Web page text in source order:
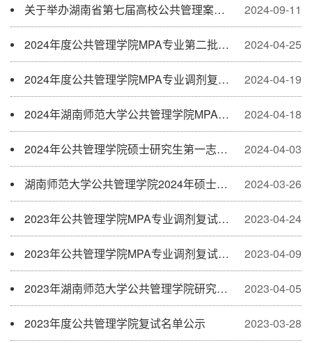
2024-09-11
关于举办湖南省第七届高校公共管理案例大赛的通知
2024-04-25
2024年度公共管理学院MPA专业第二批调剂复试名单公示
2024-04-19
2024年度公共管理学院MPA专业调剂复试名单公示
2024-04-18
2024年湖南师范大学公共管理学院MPA专业调剂工作方案
2024-04-03
2024年公共管理学院硕士研究生第一志愿复试结果公示
2024-03-26
湖南师范大学公共管理学院2024年硕士研究生招生复试方案
2023-04-24
2023年公共管理学院MPA专业调剂复试结果公示（第二批）
2023-04-09
2023年公共管理学院MPA专业调剂复试结果公示
2023-04-05
2023年湖南师范大学公共管理学院研究生调剂工作方案
2023-03-28
2023年度公共管理学院复试名单公示